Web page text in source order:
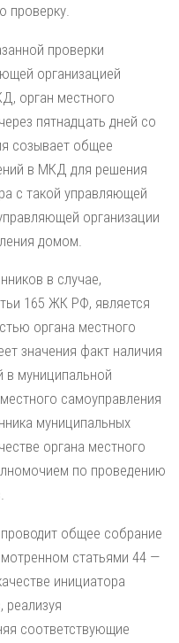
проверку.
проверки
организацией
орган местного
пятнадцать дней со
созывает общее
в МКД для решения
с такой управляющей
организации
домом.
в случае,
165 ЖК РФ, является
органа местного
значения факт наличия
в муниципальной
самоуправления
муниципальных
органа местного
по проведению
общее собрание
статьями 44 —
инициатора
соответствующие